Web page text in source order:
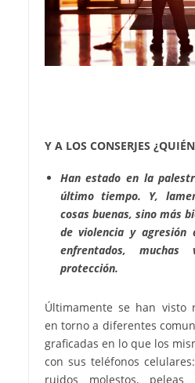
Y A LOS CONSERJES
Han estado en la
último tiempo. Y,
cosas buenas, sino más
de violencia y
enfrentados, muchas
protección.
Últimamente se han visto
en torno a diferentes
graficadas en lo que los
con sus teléfonos
ruidos molestos,